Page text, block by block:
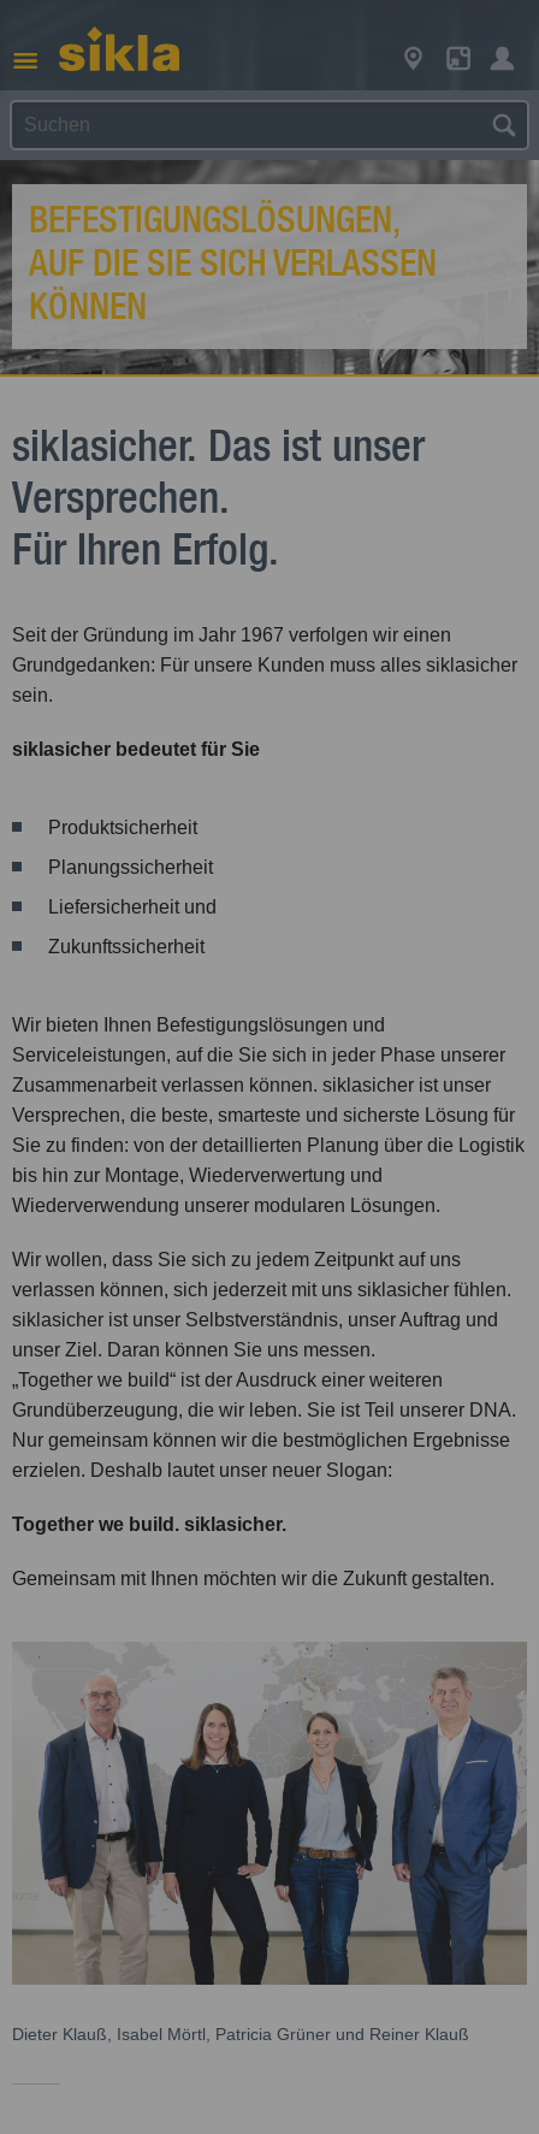
BEFESTIGUNGSLÖSUNGEN,
AUF DIE SIE SICH VERLASSEN
KÖNNEN
siklasicher. Das ist unser
Versprechen.
Für Ihren Erfolg.
Seit der Gründung im Jahr 1967 verfolgen wir einen
Grundgedanken: Für unsere Kunden muss alles siklasicher
sein.
siklasicher bedeutet für Sie
Produktsicherheit
Planungssicherheit
Liefersicherheit und
Zukunftssicherheit
Wir bieten Ihnen Befestigungslösungen und
Serviceleistungen, auf die Sie sich in jeder Phase unserer
Zusammenarbeit verlassen können. siklasicher ist unser
Versprechen, die beste, smarteste und sicherste Lösung für
Sie zu finden: von der detaillierten Planung über die Logistik
bis hin zur Montage, Wiederverwertung und
Wiederverwendung unserer modularen Lösungen.
Wir wollen, dass Sie sich zu jedem Zeitpunkt auf uns
verlassen können, sich jederzeit mit uns siklasicher fühlen.
siklasicher ist unser Selbstverständnis, unser Auftrag und
unser Ziel. Daran können Sie uns messen.
„Together we build“ ist der Ausdruck einer weiteren
Grundüberzeugung, die wir leben. Sie ist Teil unserer DNA.
Nur gemeinsam können wir die bestmöglichen Ergebnisse
erzielen. Deshalb lautet unser neuer Slogan:
Together we build. siklasicher.
Gemeinsam mit Ihnen möchten wir die Zukunft gestalten.
Dieter Klauß, Isabel Mörtl, Patricia Grüner und Reiner Klauß